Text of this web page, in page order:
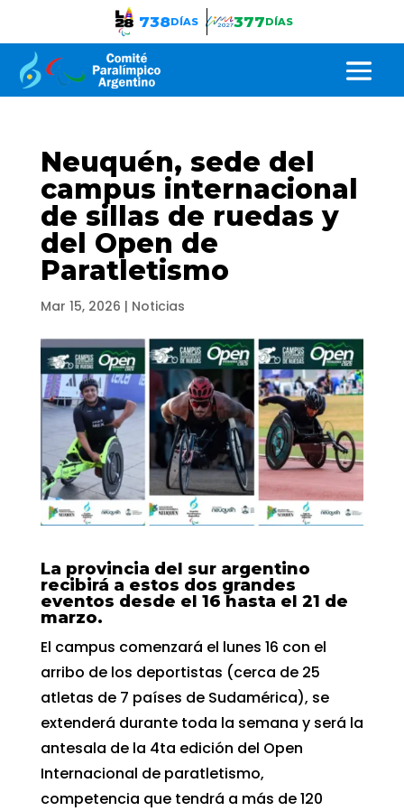
738DÍAS 377DÍAS
Neuquén, sede del
campus internacional
de sillas de ruedas y
del Open de
Paratletismo
Mar 15, 2026 | Noticias
La provincia del sur argentino
recibirá a estos dos grandes
eventos desde el 16 hasta el 21 de
marzo.
El campus comenzará el lunes 16 con el
arribo de los deportistas (cerca de 25
atletas de 7 países de Sudamérica), se
extenderá durante toda la semana y será la
antesala de la 4ta edición del Open
Internacional de paratletismo,
competencia que tendrá a más de 120